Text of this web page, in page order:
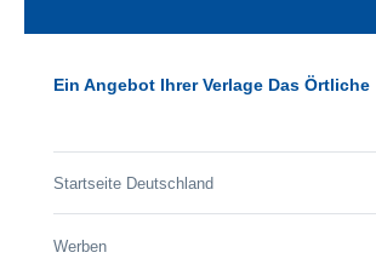
Ein Angebot Ihrer Verlage Das Örtliche
Startseite Deutschland
Werben